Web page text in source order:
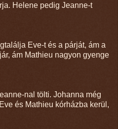
Helene pedig Jeanne-t
Eve-t és a párját, ám a
ám Mathieu nagyon gyenge
nal tölti. Johanna még
és Mathieu kórházba kerül,